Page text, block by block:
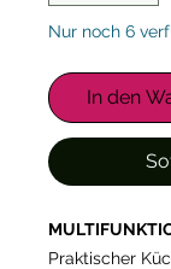
Nur noch 6
In den
Praktischer